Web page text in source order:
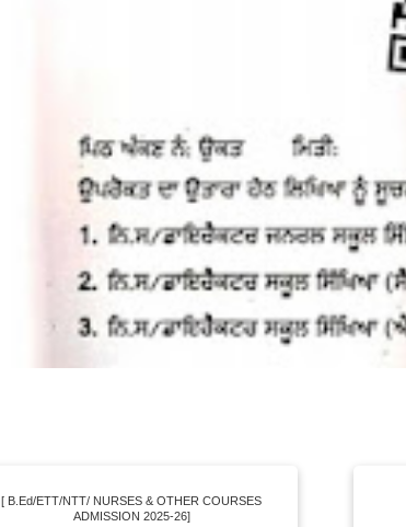
[ B.Ed/ETT/NTT/ NURSES & OTHER COURSES
ADMISSION 2025-26]